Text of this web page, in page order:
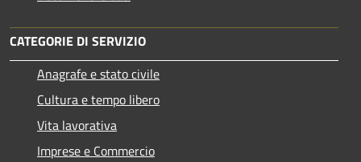
CATEGORIE DI SERVIZIO
Anagrafe e stato civile
Cultura e tempo libero
Vita lavorativa
Imprese e Commercio